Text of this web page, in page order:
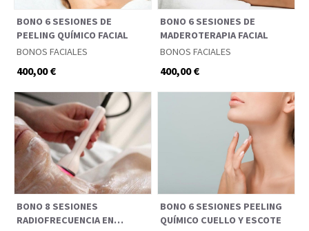
BONO 6 SESIONES DE
PEELING QUÍMICO FACIAL
BONOS FACIALES
400,00 €
BONO 6 SESIONES DE
MADEROTERAPIA FACIAL
BONOS FACIALES
400,00 €
BONO 8 SESIONES
RADIOFRECUENCIA EN
BONO 6 SESIONES PEELING
QUÍMICO CUELLO Y ESCOTE